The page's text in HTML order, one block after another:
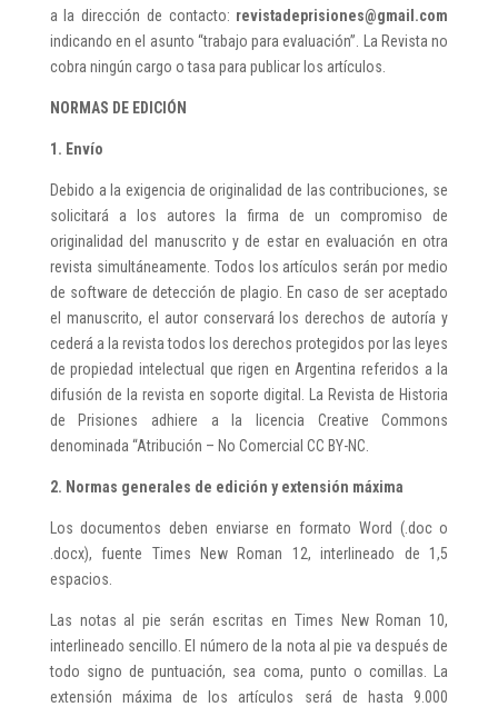
a la dirección de contacto: revistadeprisiones@gmail.com
indicando en el asunto “trabajo para evaluación”. La Revista no
cobra ningún cargo o tasa para publicar los artículos.
NORMAS DE EDICIÓN
1. Envío
Debido a la exigencia de originalidad de las contribuciones, se
solicitará a los autores la firma de un compromiso de
originalidad del manuscrito y de estar en evaluación en otra
revista simultáneamente. Todos los artículos serán por medio
de software de detección de plagio. En caso de ser aceptado
el manuscrito, el autor conservará los derechos de autoría y
cederá a la revista todos los derechos protegidos por las leyes
de propiedad intelectual que rigen en Argentina referidos a la
difusión de la revista en soporte digital. La Revista de Historia
de Prisiones adhiere a la licencia Creative Commons
denominada “Atribución – No Comercial CC BY-NC.
2. Normas generales de edición y extensión máxima
Los documentos deben enviarse en formato Word (.doc o
.docx), fuente Times New Roman 12, interlineado de 1,5
espacios.
Las notas al pie serán escritas en Times New Roman 10,
interlineado sencillo. El número de la nota al pie va después de
todo signo de puntuación, sea coma, punto o comillas. La
extensión máxima de los artículos será de hasta 9.000